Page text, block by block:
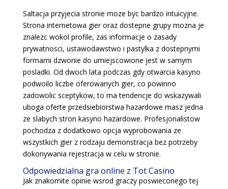
Saltacja przyjecia stronie moze byc bardzo intuicyjne.
Strona internetowa gier oraz dostepne grupy mozna je
znalezc wokol profile, zas informacje o zasady
prywatnosci, ustawodawstwo i pastylka z dostepnymi
formami dzwonie do umiejscowione jest w samym
posladki. Od dwoch lata podczas gdy otwarcia kasyno
podwoilo liczbe oferowanych gier, co powinno
zadowolic sceptykow, to ma tendencje do wskazywali
uboga oferte przedsiebiorstwa hazardowe masz jedna
ze slabych stron kasyno hazardowe. Profesjonalistow
pochodza z dodatkowo opcja wyprobowania ze
wszystkich gier z rodzaju demonstracja bez potrzeby
dokonywania rejestracja w celu w stronie.
Odpowiedzialna gra online z Tot Casino
Jak znakomite opinie wsrod graczy poswieconego tej